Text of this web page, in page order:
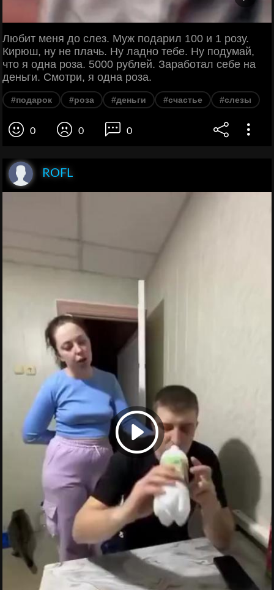
Любит меня до слез. Муж подарил 100 и 1 розу.
Кирюш, ну не плачь. Ну ладно тебе. Ну подумай,
что я одна роза. 5000 рублей. Заработал себе на
деньги. Смотри, я одна роза.
#подарок #роза #деньги #счастье #слезы
0 0 0
ROFL